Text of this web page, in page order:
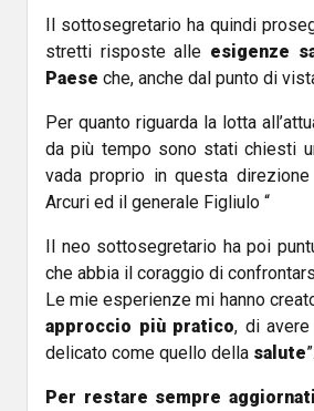
Il sottosegretario ha quindi
stretti risposte alle esigenze
Paese che, anche dal punto di
Per quanto riguarda la lotta
da più tempo sono stati chiesti
vada proprio in questa direzione
Arcuri ed il generale Figliulo “
Il neo sottosegretario ha poi
che abbia il coraggio di
Le mie esperienze mi hanno
approccio più pratico, di
delicato come quello della salute”.
Per restare sempre aggiornati